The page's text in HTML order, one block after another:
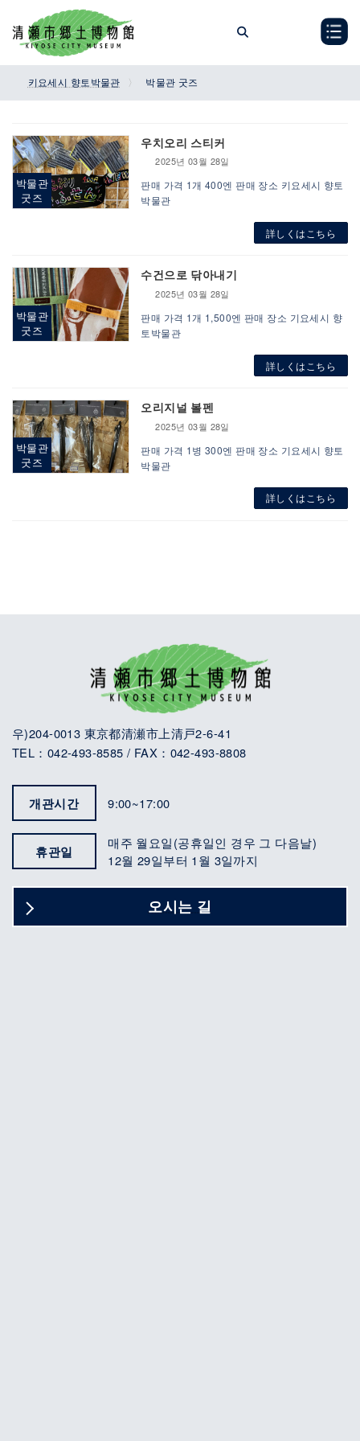
the
content
the
Navigation
키요세시 향토박물관 박물관 굿즈
박물관
굿즈
우치오리 스티커
2025년 03월 28일
판매 가격 1개 400엔 판매 장소 키요세시 향토
박물관
詳しくはこちら
박물관
굿즈
수건으로 닦아내기
2025년 03월 28일
판매 가격 1개 1,500엔 판매 장소 기요세시 향
토박물관
詳しくはこちら
박물관
굿즈
오리지널 볼펜
2025년 03월 28일
판매 가격 1병 300엔 판매 장소 기요세시 향토
박물관
詳しくはこちら
우)204-0013 東京都清瀬市上清戸2-6-41
TEL：042-493-8585 / FAX：042-493-8808
개관시간 9:00~17:00
휴관일
매주 월요일(공휴일인 경우 그 다음날)
12월 29일부터 1월 3일까지
오시는 길